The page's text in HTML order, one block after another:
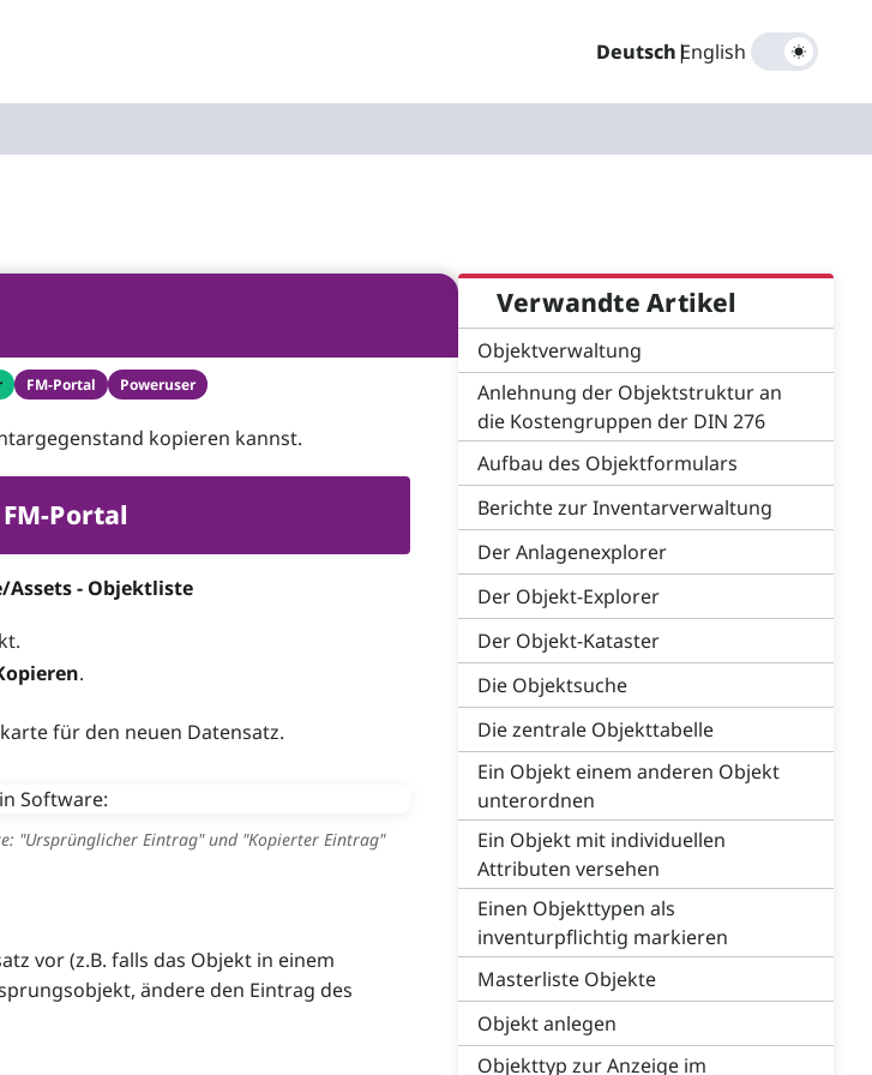
Deutsch|
English
FM-Portal Poweruser
kopieren kannst.
Portal
Assets - Objektliste
.
für den neuen Datensatz.
"Ursprünglicher Eintrag" und "Kopierter Eintrag"
vor (z.B. falls das Objekt in einem
ändere den Eintrag des
Verwandte Artikel
Objektverwaltung
Anlehnung der Objektstruktur an
die Kostengruppen der DIN 276
Aufbau des Objektformulars
Berichte zur Inventarverwaltung
Der Anlagenexplorer
Der Objekt-Explorer
Der Objekt-Kataster
Die Objektsuche
Die zentrale Objekttabelle
Ein Objekt einem anderen Objekt
unterordnen
Ein Objekt mit individuellen
Attributen versehen
Einen Objekttypen als
inventurpflichtig markieren
Masterliste Objekte
Objekt anlegen
Objekttyp zur Anzeige im